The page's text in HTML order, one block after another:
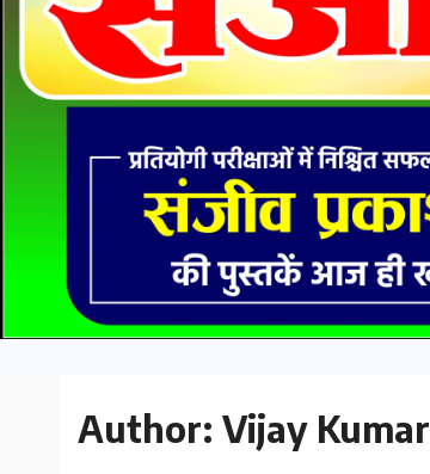
Author: Vijay Kumar